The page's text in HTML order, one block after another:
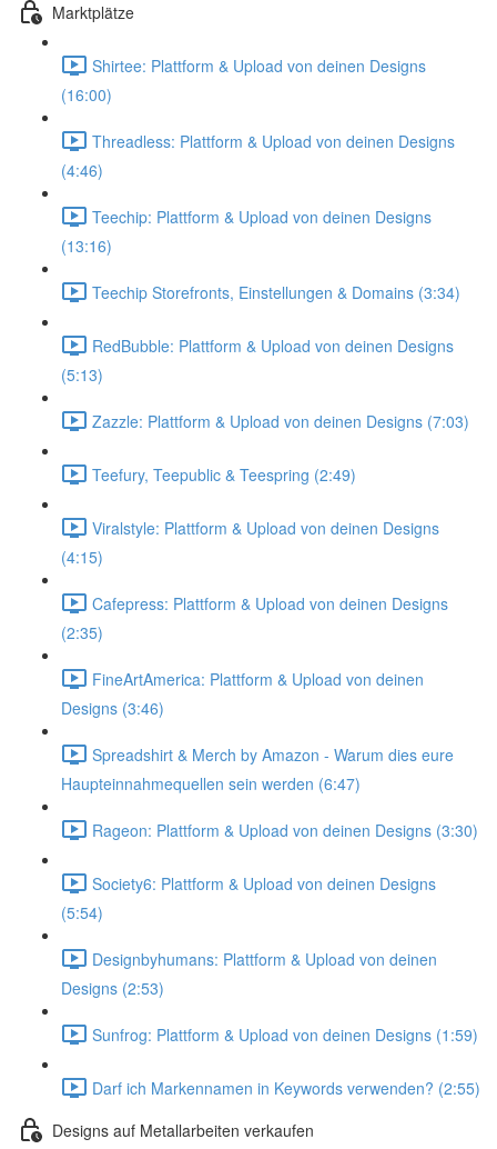
Marktplätze
Shirtee: Plattform & Upload von deinen Designs
(16:00)
Threadless: Plattform & Upload von deinen Designs
(4:46)
Teechip: Plattform & Upload von deinen Designs
(13:16)
Teechip Storefronts, Einstellungen & Domains (3:34)
RedBubble: Plattform & Upload von deinen Designs
(5:13)
Zazzle: Plattform & Upload von deinen Designs (7:03)
Teefury, Teepublic & Teespring (2:49)
Viralstyle: Plattform & Upload von deinen Designs
(4:15)
Cafepress: Plattform & Upload von deinen Designs
(2:35)
FineArtAmerica: Plattform & Upload von deinen
Designs (3:46)
Spreadshirt & Merch by Amazon - Warum dies eure
Haupteinnahmequellen sein werden (6:47)
Rageon: Plattform & Upload von deinen Designs (3:30)
Society6: Plattform & Upload von deinen Designs
(5:54)
Designbyhumans: Plattform & Upload von deinen
Designs (2:53)
Sunfrog: Plattform & Upload von deinen Designs (1:59)
Darf ich Markennamen in Keywords verwenden? (2:55)
Designs auf Metallarbeiten verkaufen